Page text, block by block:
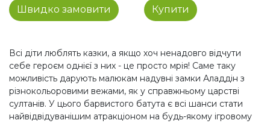
Швидко замовити Купити
Всі діти люблять казки, а якщо хоч ненадовго відчути
себе героєм однієї з них - це просто мрія! Саме таку
можливість дарують малюкам надувні замки Аладдін з
різнокольоровими вежами, як у справжньому царстві
султанів. У цього барвистого батута є всі шанси стати
найвідвідуванішим атракціоном на будь-якому ігровому